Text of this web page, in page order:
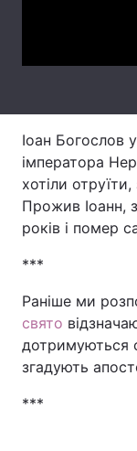
Іоан Богослов
імператора
хотіли
Прожив Іоанн,
років і помер
***
Раніше ми
свято
дотримуються
згадують
***